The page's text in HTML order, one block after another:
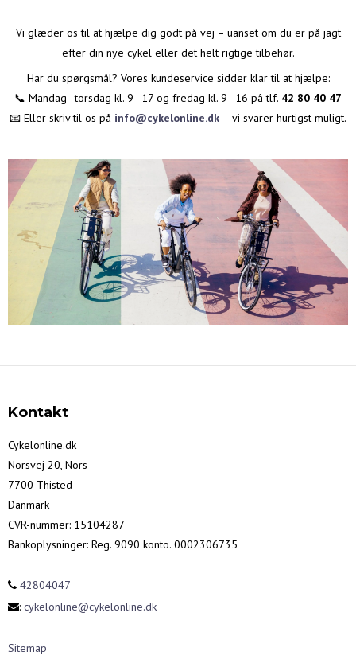
Vi glæder os til at hjælpe dig godt på vej – uanset om du er på jagt
efter din nye cykel eller det helt rigtige tilbehør.
Har du spørgsmål? Vores kundeservice sidder klar til at hjælpe:
📞 Mandag–torsdag kl. 9–17 og fredag kl. 9–16 på tlf. 42 80 40 47
📧 Eller skriv til os på info@cykelonline.dk – vi svarer hurtigst muligt.
Kontakt
Cykelonline.dk
Norsvej 20, Nors
7700 Thisted
Danmark
CVR-nummer: 15104287
Bankoplysninger: Reg. 9090 konto. 0002306735
42804047
: cykelonline@cykelonline.dk
Sitemap